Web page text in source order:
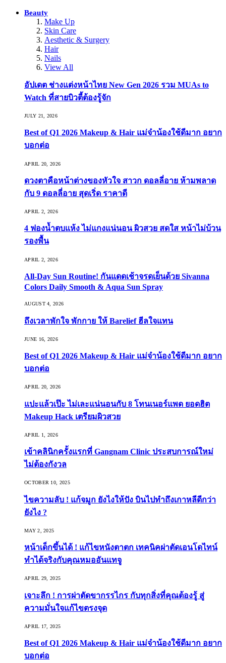
Beauty
Make Up
Skin Care
Aesthetic & Surgery
Hair
Nails
View All
อัปเดต ช่างแต่งหน้าไทย New Gen 2026 รวม MUAs to
Watch ที่สายบิวตี้ต้องรู้จัก
JULY 21, 2026
Best of Q1 2026 Makeup & Hair แม่จ๋าน้องใช้ดีมาก อยาก
บอกต่อ
APRIL 20, 2026
ดวงตาคือหน้าต่างของหัวใจ สาวก ดอลลี่อาย ห้ามพลาด
กับ 9 ดอลลี่อาย สุดเริ่ด ราคาดี
APRIL 2, 2026
4 ฟองน้ำตบแห้ง ไม่แกงแน่นอน ผิวสวย สดใส หน้าไม่บ้วน
รองพื้น
APRIL 2, 2026
All-Day Sun Routine! กันแดดเช้าจรดเย็นด้วย Sivanna
Colors Daily Smooth & Aqua Sun Spray
AUGUST 4, 2026
ถึงเวลาพักใจ พักกาย ให้ Barelief ฮีลใจแทน
JUNE 16, 2026
Best of Q1 2026 Makeup & Hair แม่จ๋าน้องใช้ดีมาก อยาก
บอกต่อ
APRIL 20, 2026
แปะแล้วเป๊ะ ไม่เละแน่นอนกับ 8 โทนเนอร์แพด ยอดฮิต
Makeup Hack เตรียมผิวสวย
APRIL 1, 2026
เข้าคลินิกครั้งแรกที่ Gangnam Clinic ประสบการณ์ใหม่
ไม่ต้องกังวล
OCTOBER 10, 2025
ไขความลับ ! แก้จมูก ยังไงให้ปัง บินไปทำถึงเกาหลีดีกว่า
ยังไง ?
MAY 2, 2025
หน้าเด็กขึ้นได้ ! แก้ไขหนังตาตก เทคนิคผ่าตัดเอนโดไทน์
ทำได้จริงกับคุณหมออันแทจู
APRIL 29, 2025
เจาะลึก ! การผ่าตัดขากรรไกร กับทุกสิ่งที่คุณต้องรู้ สู่
ความมั่นใจแก้ไขตรงจุด
APRIL 17, 2025
Best of Q1 2026 Makeup & Hair แม่จ๋าน้องใช้ดีมาก อยาก
บอกต่อ